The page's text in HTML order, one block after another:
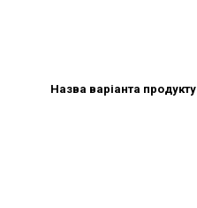
Назва варіанта продукту